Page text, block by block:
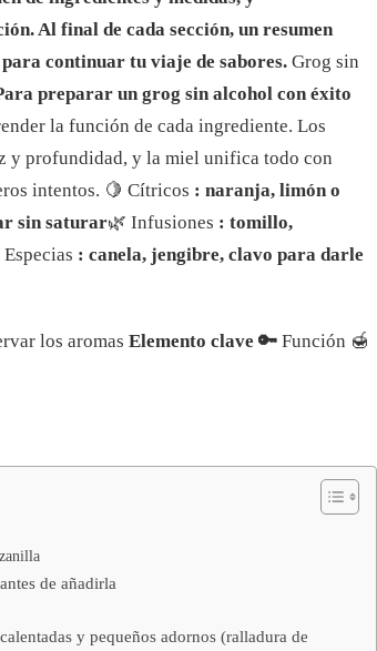
Al final de cada sección, un resumen
continuar tu viaje de sabores. Grog sin
preparar un grog sin alcohol con éxito
la función de cada ingrediente. Los
y profundidad, y la miel unifica todo con
intentos. 🍋 Cítricos : naranja, limón o
sin saturar🌿 Infusiones : tomillo,
: canela, jengibre, clavo para darle
los aromas Elemento clave 🔑 Función 🍯
de añadirla
y pequeños adornos (ralladura de